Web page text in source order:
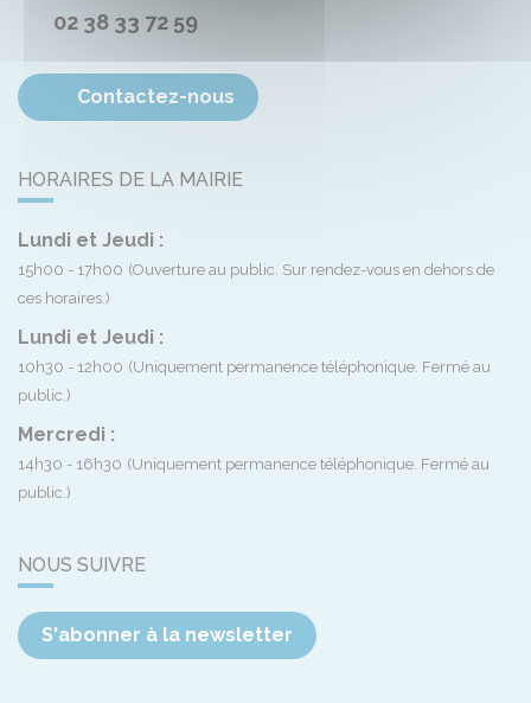
02 38 33 72 59
Contactez-nous
HORAIRES DE LA MAIRIE
Lundi et Jeudi :
15h00 - 17h00 (Ouverture au public. Sur rendez-vous en dehors de
ces horaires.)
Lundi et Jeudi :
10h30 - 12h00 (Uniquement permanence téléphonique. Fermé au
public.)
Mercredi :
14h30 - 16h30 (Uniquement permanence téléphonique. Fermé au
public.)
NOUS SUIVRE
S'abonner à la newsletter